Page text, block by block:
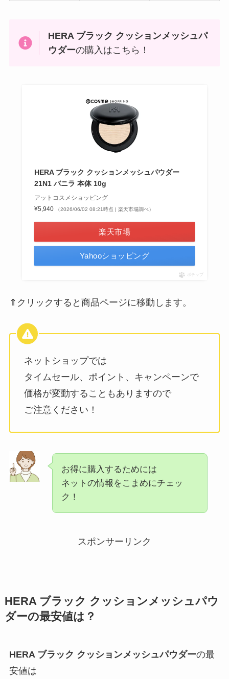
HERA ブラック クッションメッシュパ
ウダーの購入はこちら！
HERA ブラック クッションメッシュパウダー
21N1 バニラ 本体 10g
アットコスメショッピング
¥5,940
（2026/06/02 08:21時点 | 楽天市場調べ）
楽天市場
Yahooショッピング
ポチップ
⇑クリックすると商品ページに移動します。
ネットショップでは
タイムセール、ポイント、キャンペーンで
価格が変動することもありますので
ご注意ください！
お得に購入するためには
ネットの情報をこまめにチェッ
ク！
スポンサーリンク
HERA ブラック クッションメッシュパウ
ダーの最安値は？
HERA ブラック クッションメッシュパウダーの最
安値は